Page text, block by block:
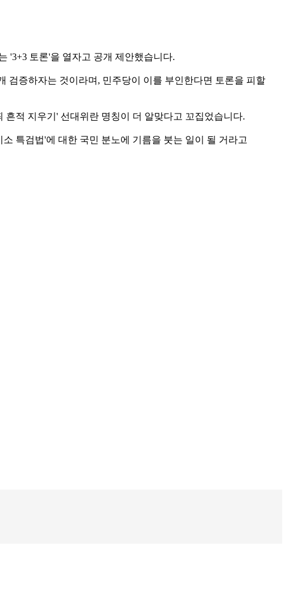
'3+3 토론'을 열자고 공개 제안했습니다.
검증하자는 것이라며, 민주당이 이를 부인한다면 토론을 피할
적 지우기' 선대위란 명칭이 더 알맞다고 꼬집었습니다.
특검법'에 대한 국민 분노에 기름을 붓는 일이 될 거라고